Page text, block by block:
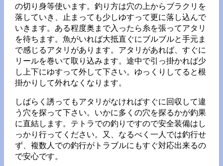
の切り身等使います。釣り方は穴の上からブラクリを
落していき、止まっても少しゆすって更に落し込んで
いきます。ある程度奥まで入ったら糸を張ってアタリ
を待ちます。魚がいれば大抵直ぐにブルブルと手元ま
で感じるアタリがあります。アタリがあれば、すぐに
リールを巻いて取り込みます。途中で引っ掛かれば少
し上下にゆすって外して下さい。ゆっくりしてると根
掛かりして外れなくなります。
しばらく誘ってもアタリがなければすぐに回収して違
う穴を探って下さい。いかに多くの穴を探るかが釣果
に直結します。テトラでの釣りですので安全装備はし
っかり行ってください。又、なるべく一人では釣行せ
ず、複数人での釣行がトラブルにもすぐ対応出来るの
で安心です。